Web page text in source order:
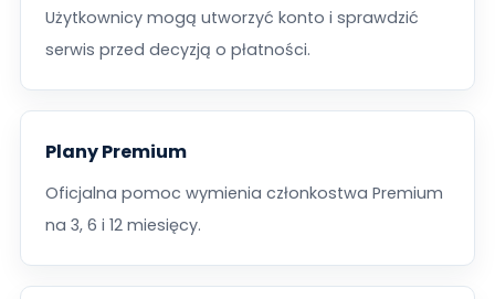
Użytkownicy mogą utworzyć konto i sprawdzić
serwis przed decyzją o płatności.
Plany Premium
Oficjalna pomoc wymienia członkostwa Premium
na 3, 6 i 12 miesięcy.